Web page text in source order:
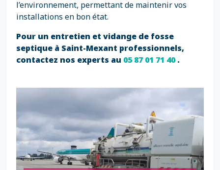
l’environnement, permettant de maintenir vos
installations en bon état.
Pour un entretien et vidange de fosse
septique à Saint-Mexant professionnels,
contactez nos experts au 05 87 01 71 40.